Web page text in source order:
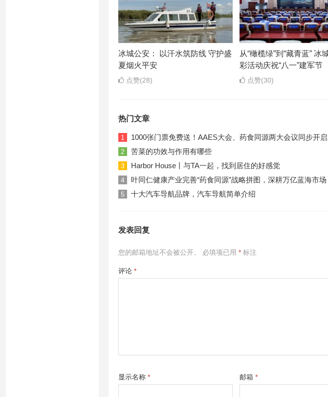
冰城公安： 以汗水筑防线 守护盛
夏烟火平安
点赞(28)
从“橄榄绿”到“藏青蓝” 冰
彩活动庆祝“八一”建军节
点赞(30)
热门文章
1 1000张门票免费送！AAES大会、药食同源两大会议同步开启
2 苦菜的功效与作用有哪些
3 Harbor House丨与TA一起，找到居住的好感觉
4 叶同仁健康产业完善“药食同源”战略拼图，深耕万亿蓝海市场
5 十大汽车导航品牌，汽车导航简单介绍
发表回复
您的邮箱地址不会被公开。 必填项已用 * 标注
评论 *
显示名称 * 邮箱*